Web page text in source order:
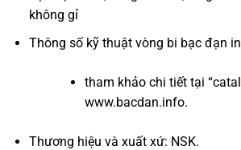
không gỉ
Thông số kỹ thuật vòng bi bạc đạn
tham khảo chi tiết tại “
www.bacdan.info.
Thương hiệu và xuất xứ: NSK.